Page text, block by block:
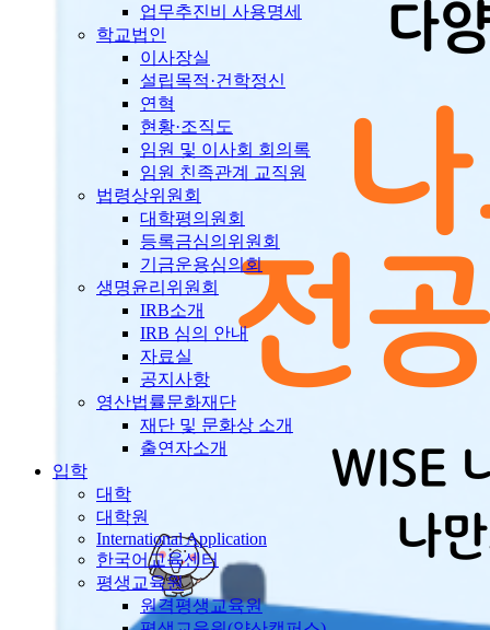
업무추진비 사용명세
학교법인
이사장실
설립목적·건학정신
연혁
현황·조직도
임원 및 이사회 회의록
임원 친족관계 교직원
법령상위원회
대학평의원회
등록금심의위원회
기금운용심의회
생명윤리위원회
IRB소개
IRB 심의 안내
자료실
공지사항
영산법률문화재단
재단 및 문화상 소개
출연자소개
입학
대학
대학원
International Application
한국어교육센터
평생교육원
원격평생교육원